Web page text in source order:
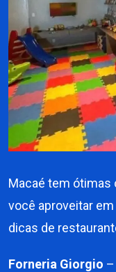
Macaé tem ótimas
você aproveitar
dicas de
Forneria Giorgio